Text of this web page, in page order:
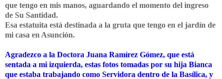
que tengo en mis manos, aguardando el momento del ingreso
de Su Santidad.
Esa estatuita está destinada a la gruta que tengo en el jardín de
mi casa en Asunción.
Agradezco a la Doctora Juana Ramírez Gómez, que está
sentada a mi izquierda, estas fotos tomadas por su hija Bianca
que estaba trabajando como Servidora dentro de la Basílica, y